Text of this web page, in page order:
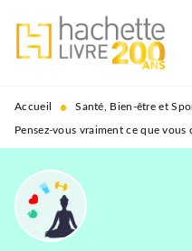
MENU RECHERCHE
PIED DE PAGE
Accueil • Santé, Bien-être et
Pensez-vous vraiment ce que vous